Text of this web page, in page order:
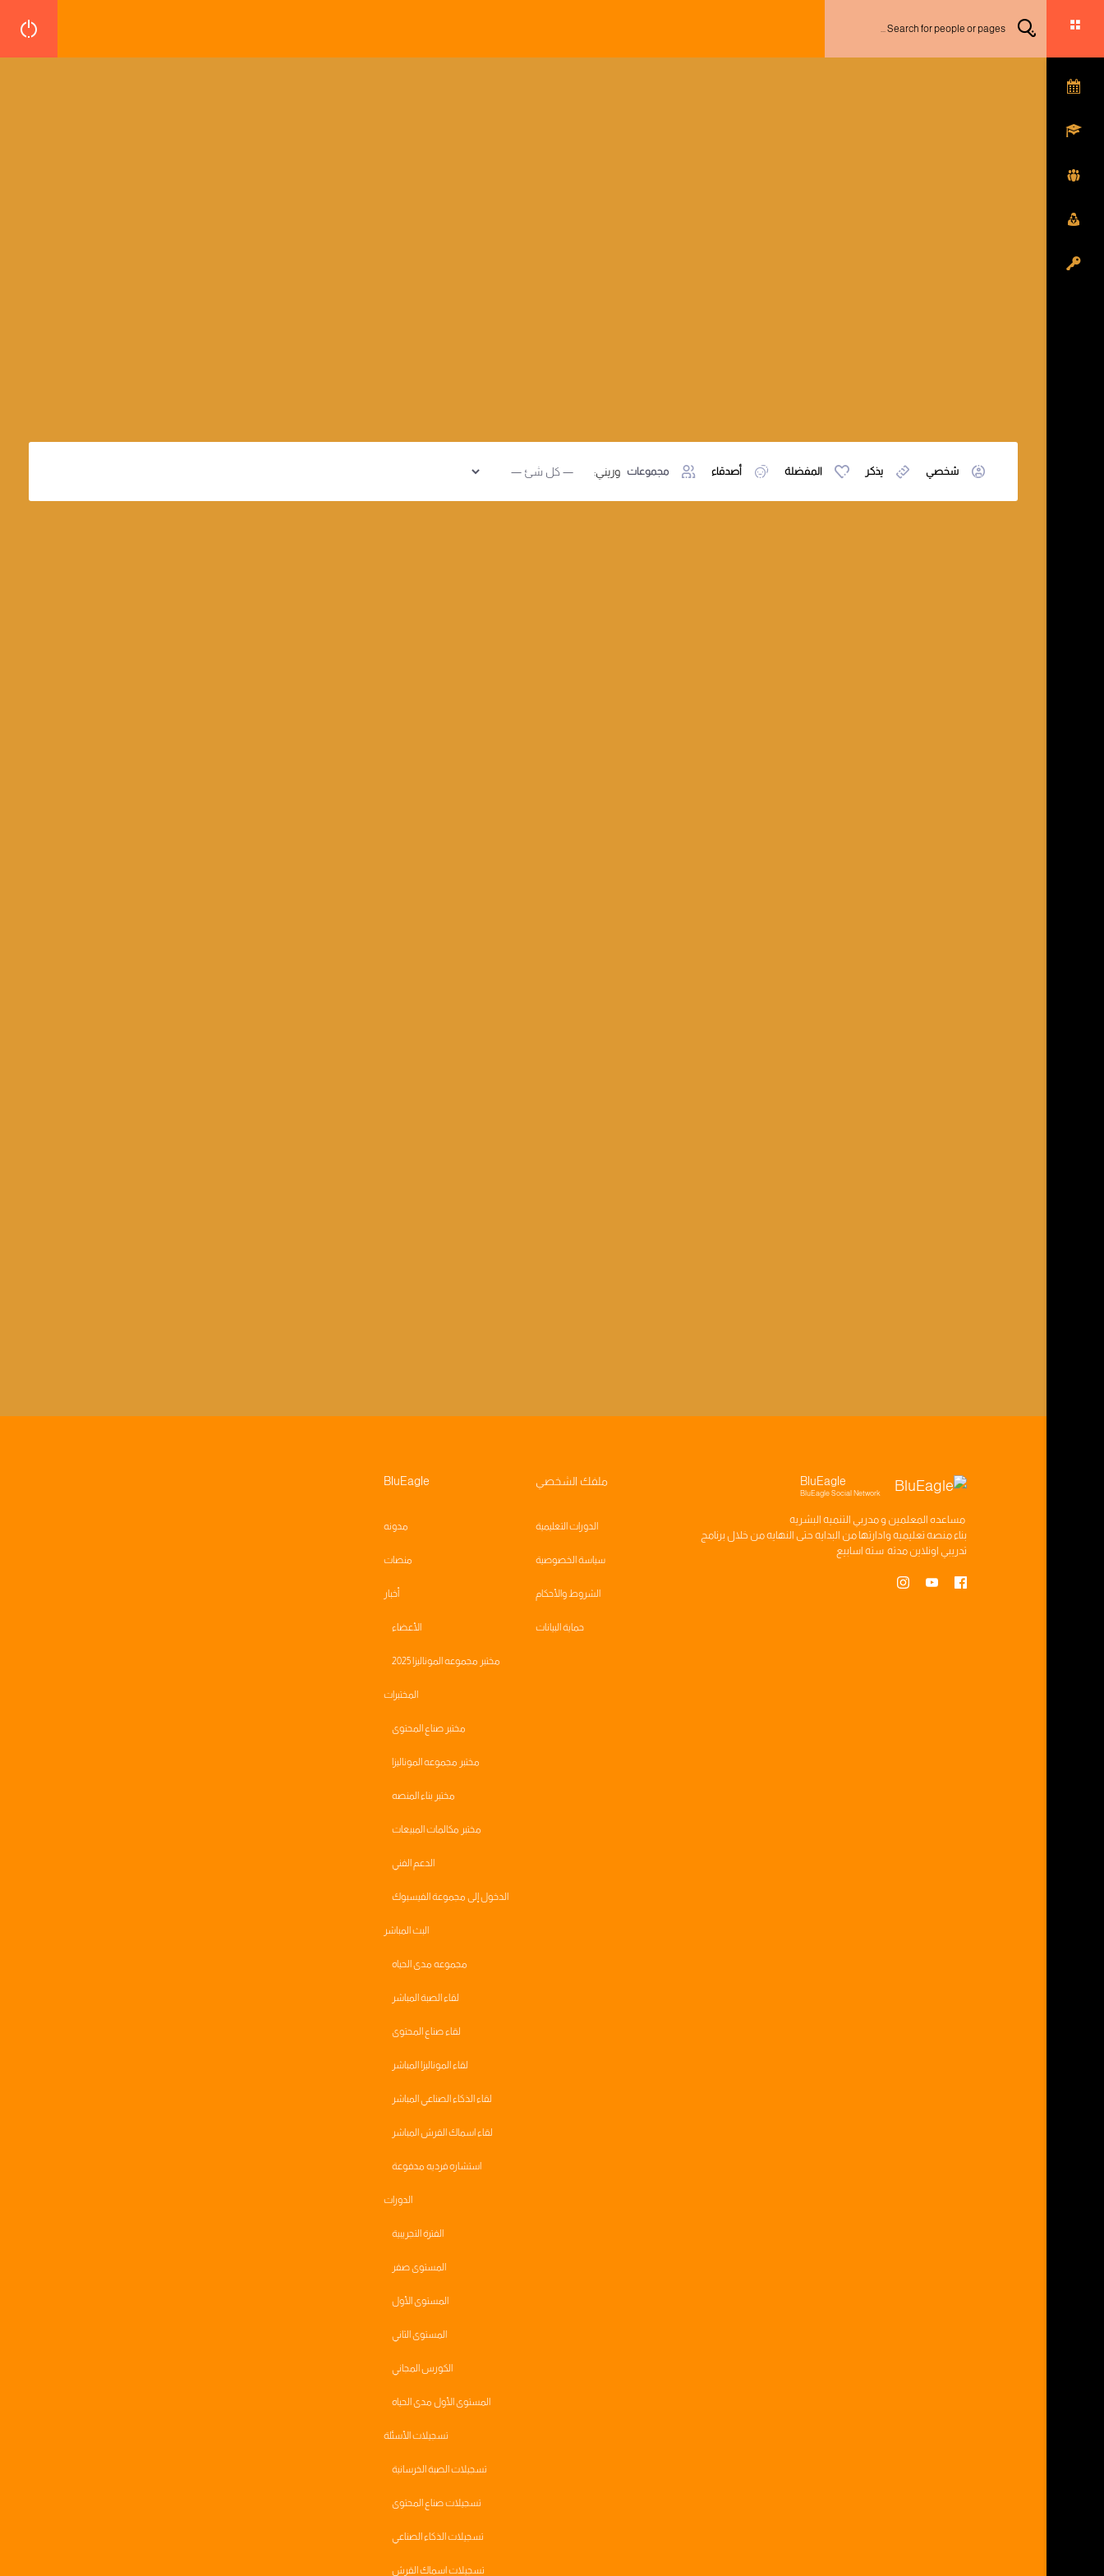
شخصي يذكر المفضلة أصدقاء مجموعات وريني:
BluEagle
BluEagle Social Network
مساعده المعلمين ومدربي التنميه البشريه
بناءمنصه تعليميه وادارتها من البدايه حتى النهايه من خلال برنامج
تدريبي اونلاين مدته سته اسابيع
ملفك الشخصي
الدورات التعليمية
سياسة الخصوصية
الشروط والأحكام
حماية البيانات
BluEagle
مدونه
منصات
أخبار
الأعضاء
مختبر مجموعه الموناليزا 2025
المختبرات
مختبر صناع المحتوى
مختبر مجموعه الموناليزا
مختبر بناء المنصه
مختبر مكالمات المبيعات
الدعم الفني
الدخول إلى مجموعة الفيسبوك
البث المباشر
مجموعه مدى الحياه
لقاء الصبة المباشر
لقاء صناع المحتوى
لقاء الموناليزا المباشر
لقاء الذكاء الصناعي المباشر
لقاء اسماك القرش المباشر
استشاره فرديه مدفوعة
الدورات
الفترة التجريبية
المستوى صفر
المستوى الأول
المستوى الثاني
الكورس المجاني
المستوى الأول مدى الحياه
تسجيلات الأسئلة
تسجيلات الصبة الخرسانية
تسجيلات صناع المحتوى
تسجيلات الذكاء الصناعي
تسجيلات اسماك القرش